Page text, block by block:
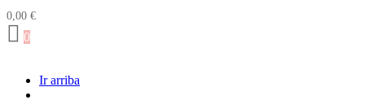
0,00 €
0
Ir arriba